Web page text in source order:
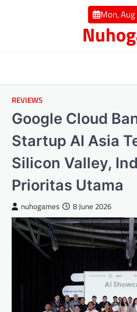
Mon,
REVIEWS
Google Cloud
Startup AI Asia
Silicon Valley,
Prioritas Utama
nuhogames 8 June 2026